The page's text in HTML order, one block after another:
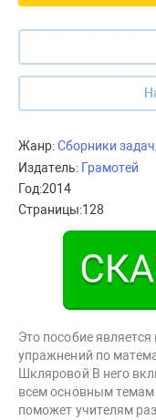
Жанр:Сборники
Издатель: Грамотей
Год:2014
Страницы:128
Это пособие
упражнений по
Шкляровой В него
всем основным
поможет учителям